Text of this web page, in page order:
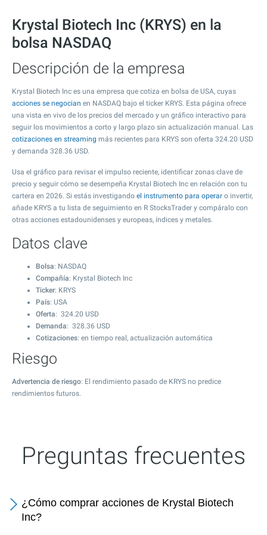
Krystal Biotech Inc (KRYS) en la
bolsa NASDAQ
Descripción de la empresa
Krystal Biotech Inc es una empresa que cotiza en bolsa de USA, cuyas
acciones se negocian en NASDAQ bajo el ticker KRYS. Esta página ofrece
una vista en vivo de los precios del mercado y un gráfico interactivo para
seguir los movimientos a corto y largo plazo sin actualización manual. Las
cotizaciones en streaming más recientes para KRYS son oferta 324.20 USD
y demanda 328.36 USD.
Usa el gráfico para revisar el impulso reciente, identificar zonas clave de
precio y seguir cómo se desempeña Krystal Biotech Inc en relación con tu
cartera en 2026. Si estás investigando el instrumento para operar o invertir,
añade KRYS a tu lista de seguimiento en R StocksTrader y compáralo con
otras acciones estadounidenses y europeas, índices y metales.
Datos clave
Bolsa: NASDAQ
Compañía: Krystal Biotech Inc
Ticker: KRYS
País: USA
Oferta: 324.20 USD
Demanda: 328.36 USD
Cotizaciones: en tiempo real, actualización automática
Riesgo
Advertencia de riesgo: El rendimiento pasado de KRYS no predice
rendimientos futuros.
Preguntas frecuentes
¿Cómo comprar acciones de Krystal Biotech
Inc?